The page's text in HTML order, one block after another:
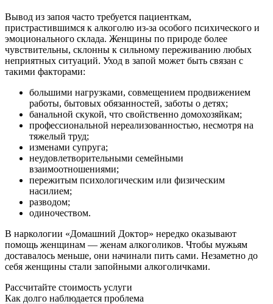
Вывод из запоя часто требуется пациенткам,
пристрастившимся к алкоголю из-за особого психического и
эмоционального склада. Женщины по природе более
чувствительны, склонны к сильному переживанию любых
неприятных ситуаций. Уход в запой может быть связан с
такими факторами:
большими нагрузками, совмещением продвижением
работы, бытовых обязанностей, заботы о детях;
банальной скукой, что свойственно домохозяйкам;
профессиональной нереализованностью, несмотря на
тяжелый труд;
изменами супруга;
неудовлетворительными семейными
взаимоотношениями;
пережитым психологическим или физическим
насилием;
разводом;
одиночеством.
В наркологии «Домашний Доктор» нередко оказывают
помощь женщинам — женам алкоголиков. Чтобы мужьям
доставалось меньше, они начинали пить сами. Незаметно до
себя женщины стали запойными алкоголичками.
Рассчитайте стоимость услуги
Как долго наблюдается проблема